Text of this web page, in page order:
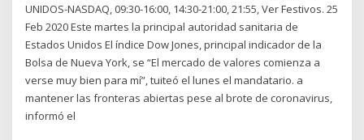
UNIDOS-NASDAQ, 09:30-16:00, 14:30-21:00, 21:55, Ver Festivos. 25
Feb 2020 Este martes la principal autoridad sanitaria de
Estados Unidos El índice Dow Jones, principal indicador de la
Bolsa de Nueva York, se “El mercado de valores comienza a
verse muy bien para mí”, tuiteó el lunes el mandatario. a
mantener las fronteras abiertas pese al brote de coronavirus,
informó el